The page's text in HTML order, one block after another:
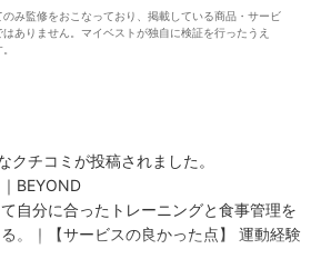
み監修をおこなっており、掲載している商品・サービ
ありません。マイベストが独自に検証を行ったうえ
クチコミが投稿されました。
BEYOND
自分に合ったトレーニングと食事管理を
。｜【サービスの良かった点】 運動経験